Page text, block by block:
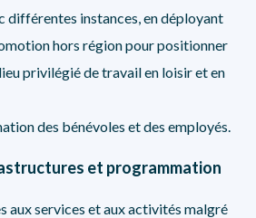
différentes instances, en déployant
hors région pour positionner
privilégié de travail en loisir et en
des bénévoles et des employés.
et programmation
aux services et aux activités malgré